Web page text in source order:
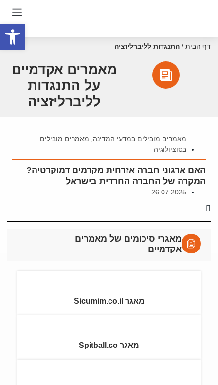
דף הבית / התנגדות לליברליזציה
מאמרים אקדמיים
על התנגדות
לליברליזציה
מאמרים מובילים במדעי המדינה
מאמרים מובילים
בסוציולוגיה
האם ארגוני חברה אזרחית מקדמים דמוקרטיה?
המקרה של החברה החרדית בישראל
26.07.2025
מאגרי סיכומים של מאמרים
אקדמיים
מאגר Sicumim.co.il
מאגר Spitball.co
פתח